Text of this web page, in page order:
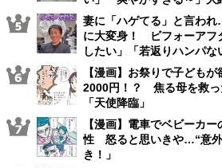
妻に「ハゲてる」と言わ
に大変身！ ビフォーアフ
したい」「若返りハンパな
【漫画】お祭りで子ども
2000円！？ 焦る母を救っ
「天使降臨」
【漫画】電車でベビーカ
性 怒ると思いきや…“意外
き！」